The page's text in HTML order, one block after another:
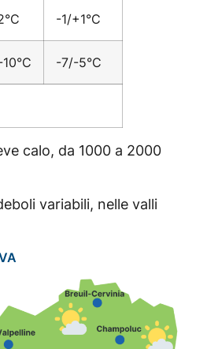
-1/+1°C
-7/-5°C
calo, da 1000 a 2000
variabili, nelle valli